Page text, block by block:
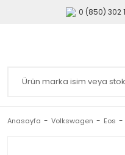
0 (850) 302
Anasayfa Volkswagen Eos